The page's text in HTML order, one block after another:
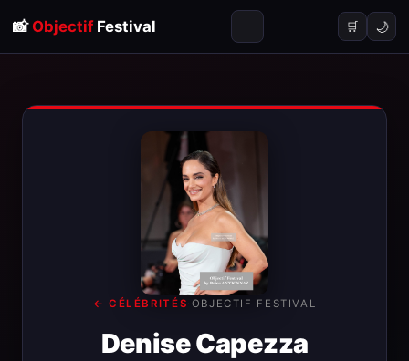
📸 ObjectifFestival 🛒 🌙
← CÉLÉBRITÉS· OBJECTIF FESTIVAL
Denise Capezza